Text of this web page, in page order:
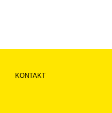
KONTAKT